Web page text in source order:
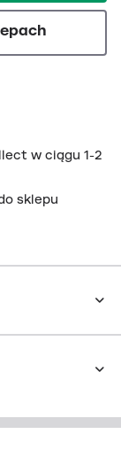
w ciągu 1-2
sklepu